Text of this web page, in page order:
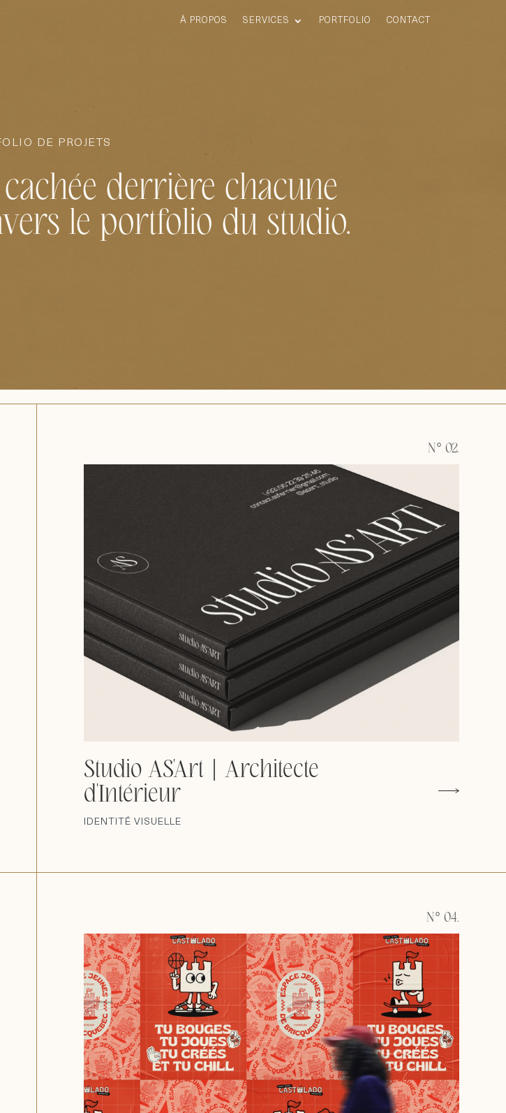
À PROPOS SERVICES PORTFOLIO CONTACT
DE PROJETS
derrière chacune
le portfolio du studio.
N° 02.
Studio AS'Art | Architecte
d'Intérieur
IDENTITÉ VISUELLE
N° 04.